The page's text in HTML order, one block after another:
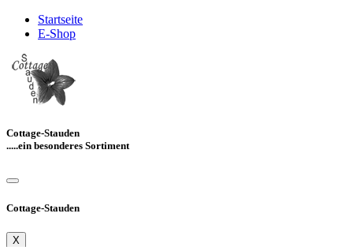
Startseite
E-Shop
Cottage-Stauden
.....ein besonderes Sortiment
Cottage-Stauden
X